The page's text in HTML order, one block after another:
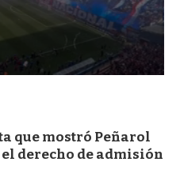
que mostró Peñarol
derecho de admisión